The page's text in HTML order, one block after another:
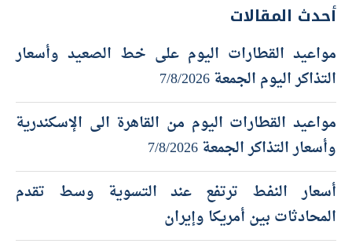
أحدث المقالات
مواعيد القطارات اليوم على خط الصعيد وأسعار
التذاكر اليوم الجمعة 7/8/2026
مواعيد القطارات اليوم من القاهرة الى الإسكندرية
وأسعار التذاكر الجمعة 7/8/2026
أسعار النفط ترتفع عند التسوية وسط تقدم
المحادثات بين أمريكا وإيران